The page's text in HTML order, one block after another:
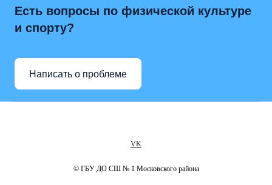
Есть вопросы по физической культуре
и спорту?
Написать о проблеме
VK
© ГБУ ДО СШ № 1 Московского района